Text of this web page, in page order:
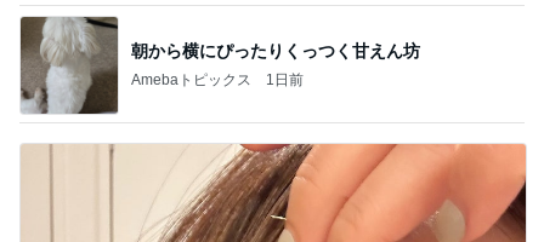
朝から横にぴったりくっつく甘えん坊
Amebaトピックス 1日前